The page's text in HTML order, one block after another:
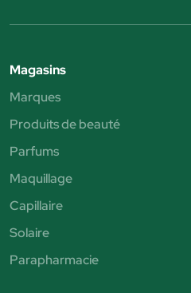
Magasins
Marques
Produits de beauté
Parfums
Maquillage
Capillaire
Solaire
Parapharmacie